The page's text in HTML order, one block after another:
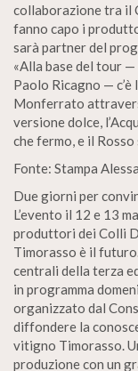
collaborazione tra il
fanno capo i
sarà partner del
«Alla base del tour
Paolo Ricagno —
Monferrato
versione dolce,
che fermo, e il
Fonte: Stampa
Due giorni per
L’evento il 12 e 13
produttori dei Colli
Timorasso è il
centrali della terza
in programma
organizzato dal
diffondere la
vitigno Timorasso.
produzione con un